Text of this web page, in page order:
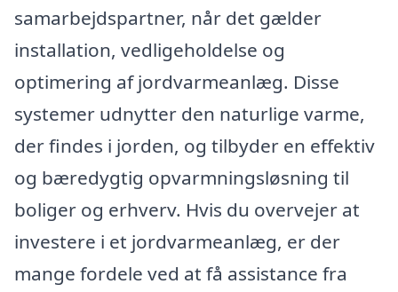
samarbejdspartner, når det gælder
installation, vedligeholdelse og
optimering af jordvarmeanlæg. Disse
systemer udnytter den naturlige varme,
der findes i jorden, og tilbyder en effektiv
og bæredygtig opvarmningsløsning til
boliger og erhverv. Hvis du overvejer at
investere i et jordvarmeanlæg, er der
mange fordele ved at få assistance fra